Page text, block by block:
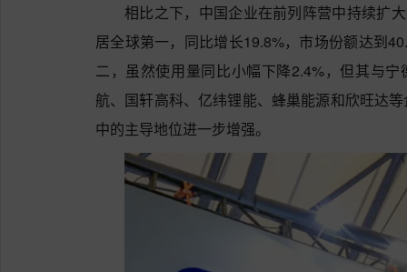
相比之下，中国企业在前列阵营中持续扩
居全球第一，同比增长19.8%，市场份额达到
二，虽然使用量同比小幅下降2.4%，但其与
航、国轩高科、亿纬锂能、蜂巢能源和欣旺达
中的主导地位进一步增强。